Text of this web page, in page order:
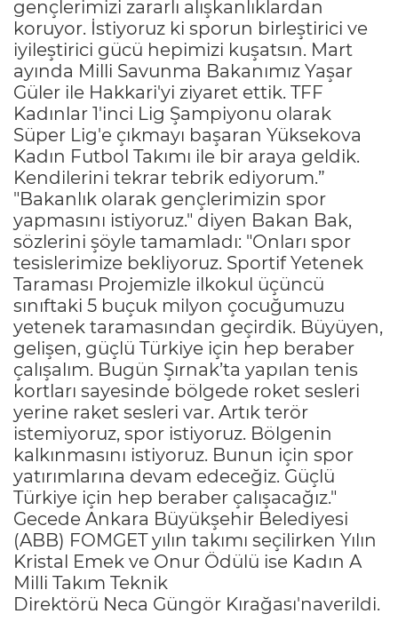
gençlerimizi zararlı alışkanlıklardan
koruyor. İstiyoruz ki sporun birleştirici ve
iyileştirici gücü hepimizi kuşatsın. Mart
ayında Milli Savunma Bakanımız Yaşar
Güler ile Hakkari'yi ziyaret ettik. TFF
Kadınlar 1'inci Lig Şampiyonu olarak
Süper Lig'e çıkmayı başaran Yüksekova
Kadın Futbol Takımı ile bir araya geldik.
Kendilerini tekrar tebrik ediyorum.”
"Bakanlık olarak gençlerimizin spor
yapmasını istiyoruz." diyen Bakan Bak,
sözlerini şöyle tamamladı: "Onları spor
tesislerimize bekliyoruz. Sportif Yetenek
Taraması Projemizle ilkokul üçüncü
sınıftaki 5 buçuk milyon çocuğumuzu
yetenek taramasından geçirdik. Büyüyen,
gelişen, güçlü Türkiye için hep beraber
çalışalım. Bugün Şırnak’ta yapılan tenis
kortları sayesinde bölgede roket sesleri
yerine raket sesleri var. Artık terör
istemiyoruz, spor istiyoruz. Bölgenin
kalkınmasını istiyoruz. Bunun için spor
yatırımlarına devam edeceğiz. Güçlü
Türkiye için hep beraber çalışacağız."
Gecede Ankara Büyükşehir Belediyesi
(ABB) FOMGET yılın takımı seçilirken Yılın
Kristal Emek ve Onur Ödülü ise Kadın A
Milli Takım Teknik
Direktörü Neca Güngör Kırağası'naverildi.